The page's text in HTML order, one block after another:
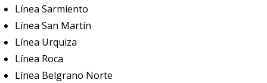
Línea Sarmiento
Línea San Martín
Línea Urquiza
Línea Roca
Línea Belgrano Norte